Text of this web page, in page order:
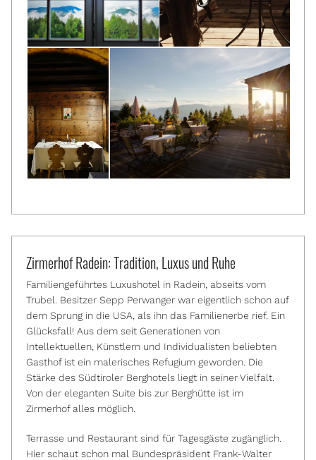
Zirmerhof Radein: Tradition, Luxus und Ruhe
Familiengeführtes Luxushotel in Radein, abseits vom
Trubel. Besitzer Sepp Perwanger war eigentlich schon auf
dem Sprung in die USA, als ihn das Familienerbe rief. Ein
Glücksfall! Aus dem seit Generationen von
Intellektuellen, Künstlern und Individualisten beliebten
Gasthof ist ein malerisches Refugium geworden. Die
Stärke des Südtiroler Berghotels liegt in seiner Vielfalt.
Von der eleganten Suite bis zur Berghütte ist im
Zirmerhof alles möglich.
Terrasse und Restaurant sind für Tagesgäste zugänglich.
Hier schaut schon mal Bundespräsident Frank-Walter